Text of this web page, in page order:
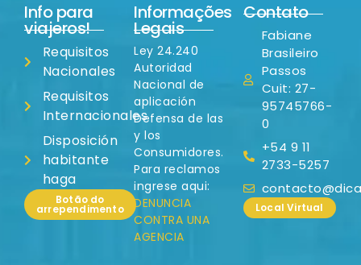
Info para
viajeros!
Requisitos
Nacionales
Requisitos
Internacionales
Disposición
habitante
haga
Botão do
arrependimento
Informações
Legais
Ley 24.240
Autoridad
Nacional de
aplicación
Defensa de las
y los
Consumidores.
Para reclamos
ingrese aqui:
DENUNCIA
CONTRA UNA
AGENCIA
Contato
Fabiane
Brasileiro
Passos
Cuit: 27-
95745766-
0
+54 9 11
2733-5257
Local Virtual